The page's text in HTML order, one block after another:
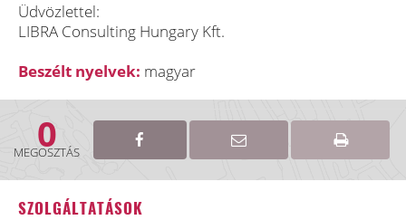
Üdvözlettel:
LIBRA Consulting Hungary Kft.
Beszélt nyelvek: magyar
0
MEGOSZTÁS
SZOLGÁLTATÁSOK